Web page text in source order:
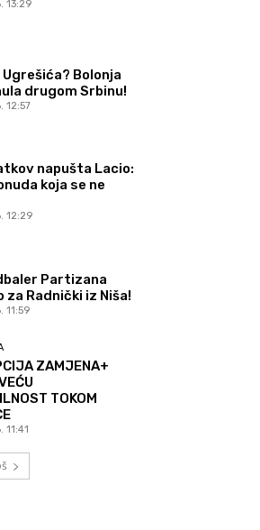
13:29
Bolonja
drugom Srbinu!
12:57
napušta Lacio:
koja se ne
12:29
Partizana
za Radnički iz Niša!
11:59
ZAMJENA+
TOKOM